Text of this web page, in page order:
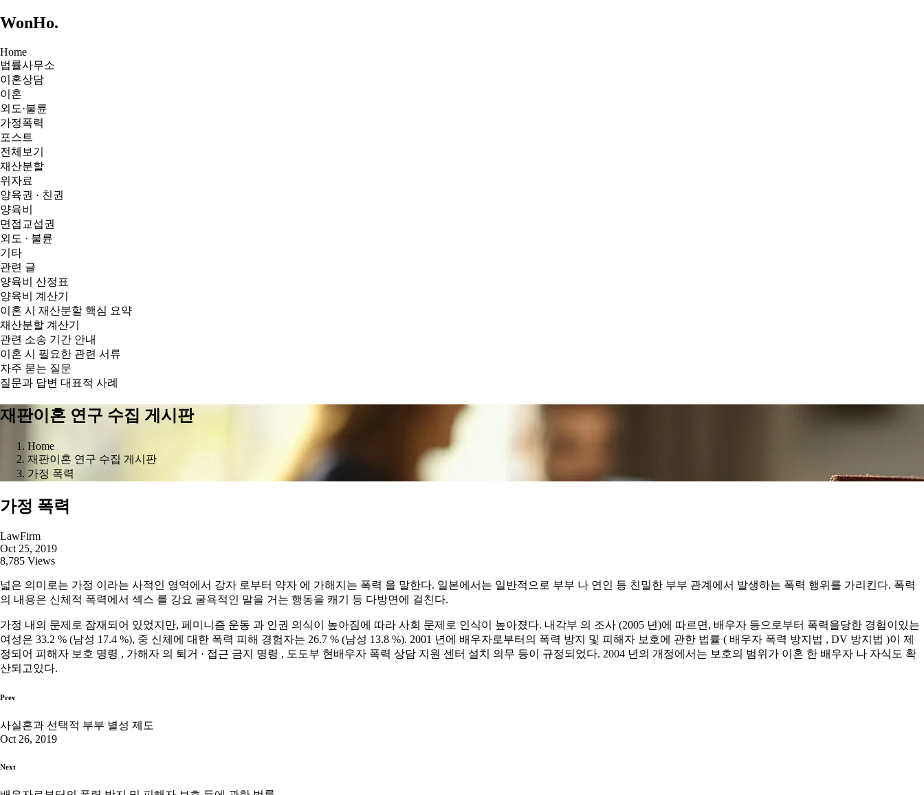
WonHo.
Home
법률사무소
이혼상담
이혼
외도·불륜
가정폭력
포스트
전체보기
재산분할
위자료
양육권 · 친권
양육비
면접교섭권
외도 · 불륜
기타
관련 글
양육비 산정표
양육비 계산기
이혼 시 재산분할 핵심 요약
재산분할 계산기
관련 소송 기간 안내
이혼 시 필요한 관련 서류
자주 묻는 질문
질문과 답변 대표적 사례
재판이혼 연구 수집 게시판
Home
재판이혼 연구 수집 게시판
가정 폭력
가정 폭력
LawFirm
Oct 25, 2019
8,785 Views
넓은 의미로는 가정 이라는 사적인 영역에서 강자 로부터 약자 에 가해지는 폭력 을 말한다. 일본에서는 일반적으로 부부 나 연인 등 친밀한 부부 관계에서 발생하는 폭력 행위를 가리킨다. 폭력
의 내용은 신체적 폭력에서 섹스 를 강요 굴욕적인 말을 거는 행동을 캐기 등 다방면에 걸친다.
가정 내의 문제로 잠재되어 있었지만, 페미니즘 운동 과 인권 의식이 높아짐에 따라 사회 문제로 인식이 높아졌다. 내각부 의 조사 (2005 년)에 따르면, 배우자 등으로부터 폭력을당한 경험이있는
여성은 33.2 % (남성 17.4 %), 중 신체에 대한 폭력 피해 경험자는 26.7 % (남성 13.8 %). 2001 년에 배우자로부터의 폭력 방지 및 피해자 보호에 관한 법률 ( 배우자 폭력 방지법 , DV 방지법 )이 제
정되어 피해자 보호 명령 , 가해자 의 퇴거 · 접근 금지 명령 , 도도부 현배우자 폭력 상담 지원 센터 설치 의무 등이 규정되었다. 2004 년의 개정에서는 보호의 범위가 이혼 한 배우자 나 자식도 확
산되고있다.
Prev
사실혼과 선택적 부부 별성 제도
Oct 26, 2019
Next